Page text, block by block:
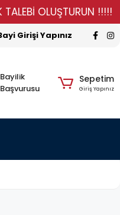
OLUŞTURUN !!!!!
Girişi Yapınız
Bayilik
Başvurusu
Sepetim
Giriş Yapınız